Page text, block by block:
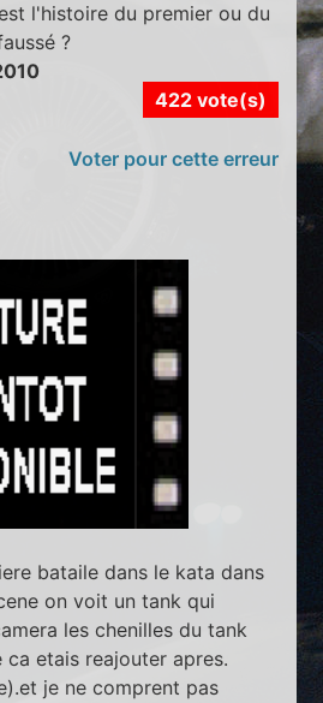
l'histoire du premier ou du
?
422 vote(s)
Voter pour cette erreur
bataile dans le kata dans
on voit un tank qui
les chenilles du tank
ca etais reajouter apres.
je ne comprent pas